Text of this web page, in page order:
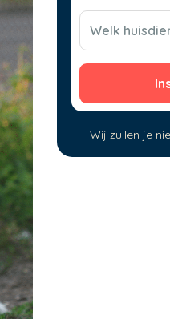
CAPTCHA
Welk
Wij zullen je